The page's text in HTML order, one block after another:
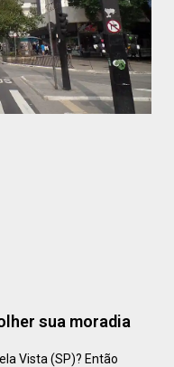
sua moradia
Vista (SP)? Então